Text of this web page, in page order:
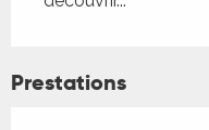
Prestations